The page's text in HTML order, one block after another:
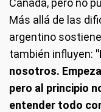
Canadá, pero no
Más allá de las
argentino
también influyen:
nosotros.
pero al principio
entender todo